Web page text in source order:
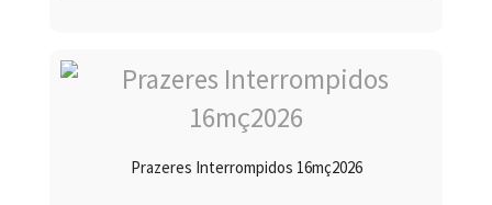
Prazeres Interrompidos 16mç2026